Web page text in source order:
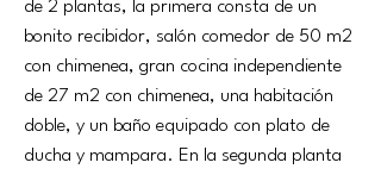
de 2 plantas, la primera consta de un
bonito recibidor, salón comedor de 50 m2
con chimenea, gran cocina independiente
de 27 m2 con chimenea, una habitación
doble, y un baño equipado con plato de
ducha y mampara. En la segunda planta